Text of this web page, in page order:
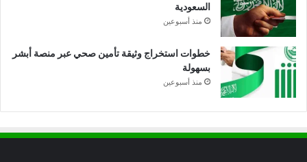
السعودية
منذ أسبوعين
خطوات استخراج وثيقة تأمين صحي عبر منصة أبشر
بسهولة
منذ أسبوعين